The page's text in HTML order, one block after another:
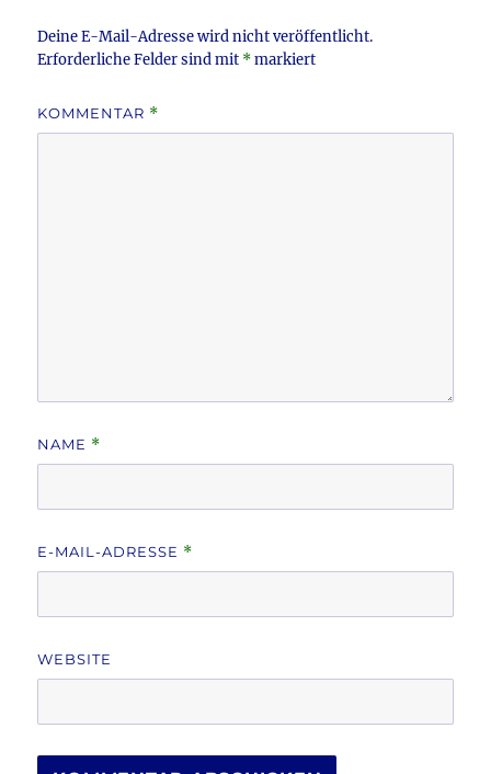
Deine E-Mail-Adresse wird nicht veröffentlicht.
Erforderliche Felder sind mit *markiert
KOMMENTAR *
NAME *
E-MAIL-ADRESSE *
WEBSITE